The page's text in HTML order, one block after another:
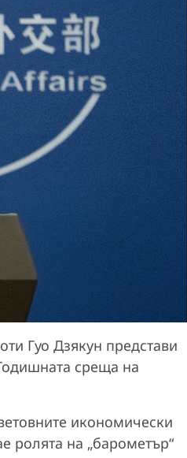
Гуо Дзякун представи
среща на
икономически
ролята на „барометър“